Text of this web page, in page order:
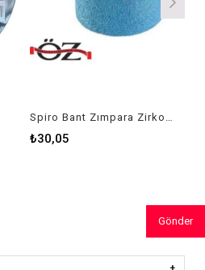
Spiro Bant Zımpara Zirkonyum
₺30,05
Gönder